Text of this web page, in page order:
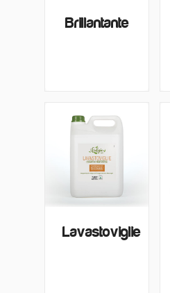
Brillantante
Lavastoviglie